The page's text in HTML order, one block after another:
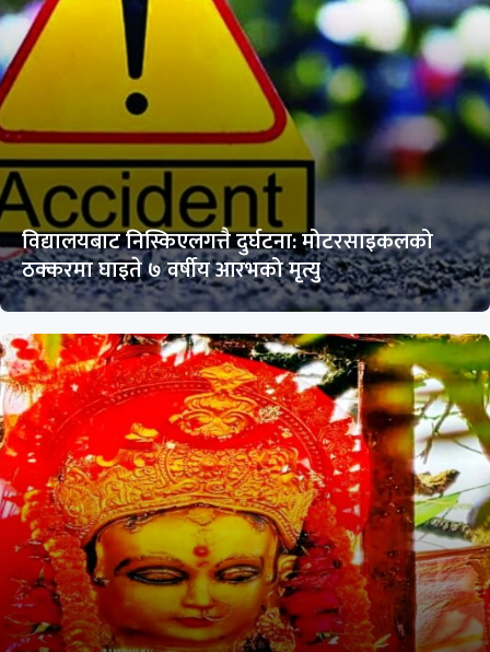
विद्यालयबाट निस्किएलगत्तै दुर्घटना: मोटरसाइकलको
ठक्करमा घाइते ७ वर्षीय आरभको मृत्यु